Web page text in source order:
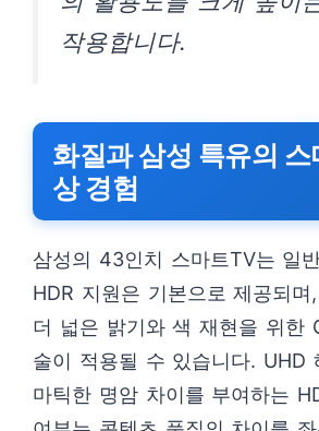
작용합니다.
화질과 삼성 특유의 스
상 경험
삼성의 43인치 스마트TV는 일
HDR 지원은 기본으로 제공되
더 넓은 밝기와 색 재현을 위한
술이 적용될 수 있습니다. UHD
마틱한 명암 차이를 부여하는